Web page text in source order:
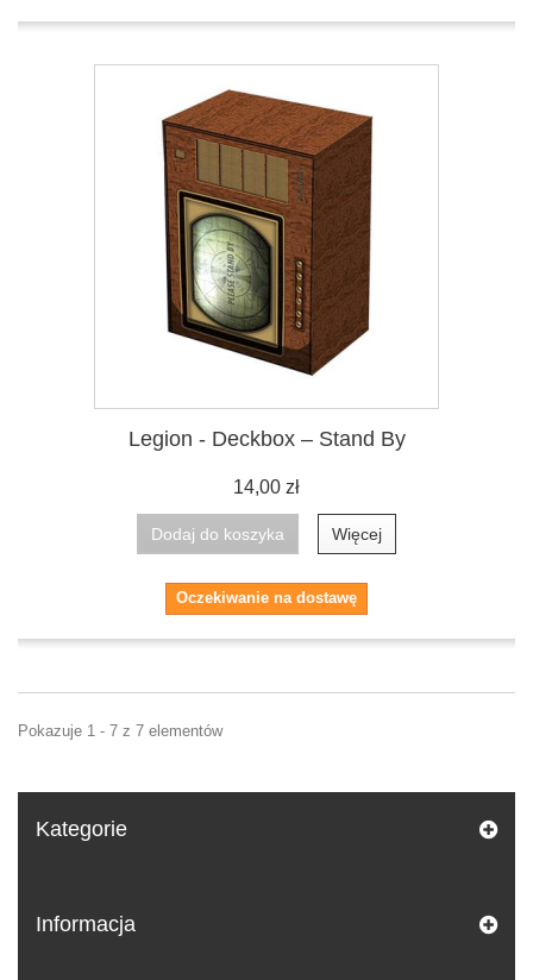
Legion - Deckbox – Stand By
14,00 zł
Dodaj do koszyka Więcej
Oczekiwanie na dostawę
Pokazuje 1 - 7 z 7 elementów
Kategorie
Informacja